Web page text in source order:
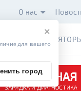
О нас
БЕСПЛАТНАЯ
ЗАРЯДКА И ДИАГНОСТИКА
×
для вашего
город